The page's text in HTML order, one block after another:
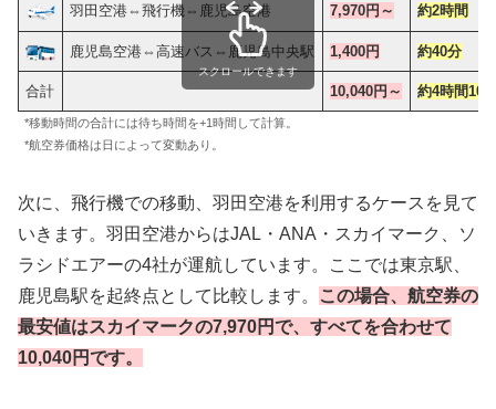
羽田空港⇔飛行機⇔鹿児島空港 7,970円～ 約2時間
鹿児島空港⇔高速バス⇔鹿児島中央駅 1,400円 約40分
合計 10,040円～ 約4時間10
スクロールできます
*移動時間の合計には待ち時間を+1時間して計算。
*航空券価格は日によって変動あり。
次に、飛行機での移動、羽田空港を利用するケースを見て
いきます。羽田空港からはJAL・ANA・スカイマーク、ソ
ラシドエアーの4社が運航しています。ここでは東京駅、
鹿児島駅を起終点として比較します。
この場合、航空券の
最安値はスカイマークの7,970円で、すべてを合わせて
10,040円です。